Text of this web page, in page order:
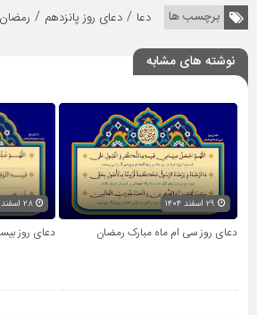
برچسب ها دعا / دعای روز پانزدهم / رمضان
نوشته های مشابه
دعای روز سی ام ماه مبارک رمضان دعای روز